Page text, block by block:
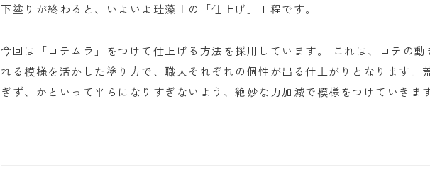
下塗りが終わると、いよいよ珪藻土の「仕上げ」工程です。
今回は「コテムラ」をつけて仕上げる方法を採用しています。 これは、コテの動
れる模様を活かした塗り方で、職人それぞれの個性が出る仕上がりとなります。
ぎず、かといって平らになりすぎないよう、絶妙な力加減で模様をつけていきます